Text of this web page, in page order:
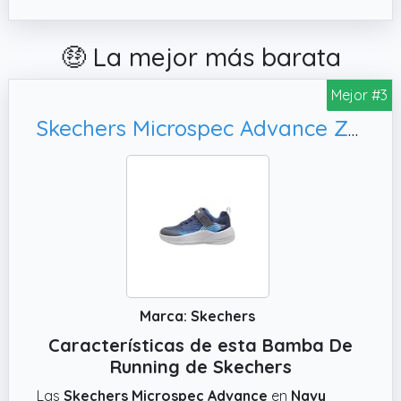
🤑 La mejor más barata
Mejor #3
Skechers Microspec Advance Zapatillas para Niños, 27 EU
Marca: Skechers
Características de esta Bamba De
Running de Skechers
Las Skechers Microspec Advance en Navy